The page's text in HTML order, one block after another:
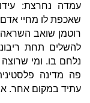
עמדה נחרצת:
שאכפת לו מחיי
רוטמן שואב השראה
להשלים תחת
נלחם בו. ומי
פה מדינה
עתיד במקום אחר.